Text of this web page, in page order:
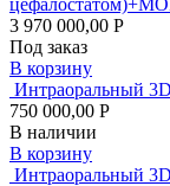
3 970 000,00 Р
Под заказ
В корзину
Интраоральный
750 000,00 Р
В наличии
В корзину
Интраоральный